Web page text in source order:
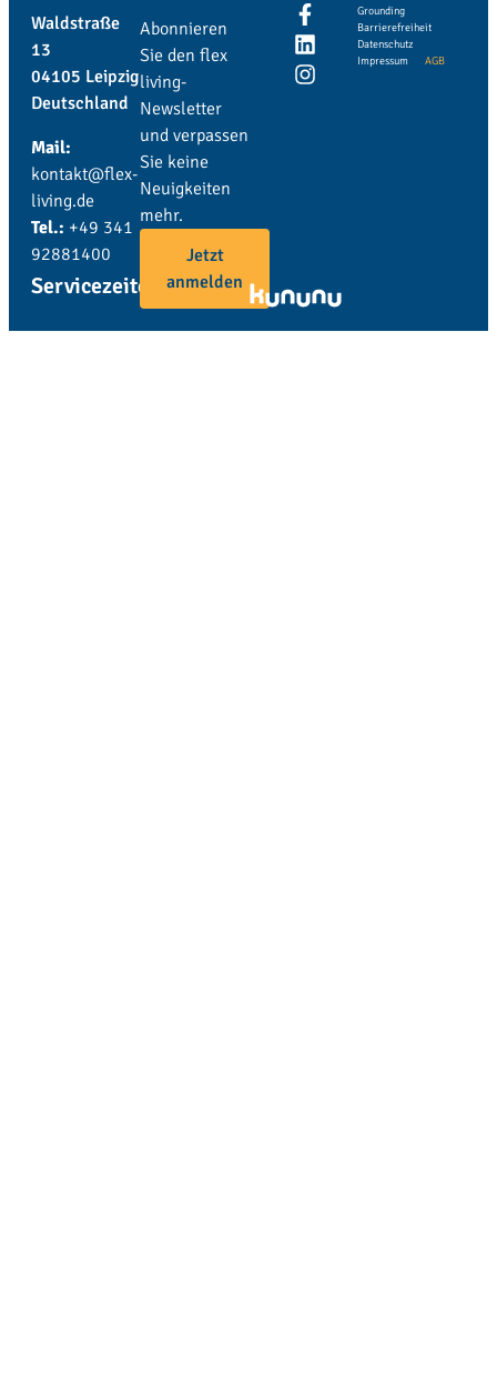
Waldstraße
13
04105 Leipzig
Deutschland
Mail:
kontakt@flex-
living.de
Tel.: +49 341
92881400
Servicezeiten
Abonnieren
Sie den flex
living-
Newsletter
und verpassen
Sie keine
Neuigkeiten
mehr.
Jetzt
anmelden
Grounding
Barrierefreiheit
Datenschutz
Impressum
AGB